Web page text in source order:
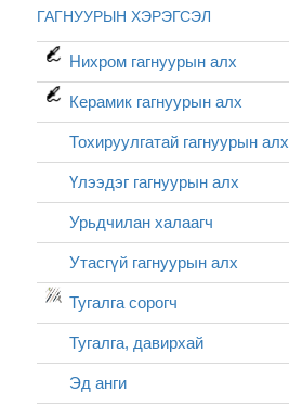
ГАГНУУРЫН ХЭРЭГСЭЛ
Нихром гагнуурын алх
Керамик гагнуурын алх
Тохируулгатай гагнуурын алх
Үлээдэг гагнуурын алх
Урьдчилан халаагч
Утасгүй гагнуурын алх
Тугалга сорогч
Тугалга, давирхай
Эд анги